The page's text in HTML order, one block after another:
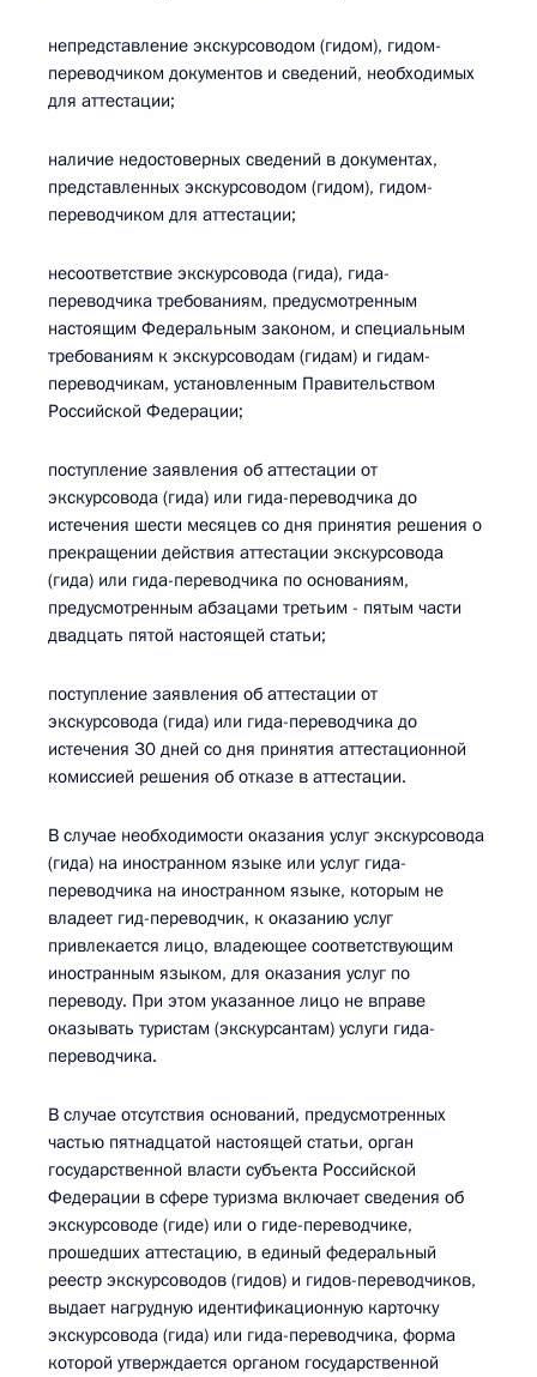
непредставление экскурсоводом (гидом), гидом-
переводчиком документов и сведений, необходимых
для аттестации;
наличие недостоверных сведений в документах,
представленных экскурсоводом (гидом), гидом-
переводчиком для аттестации;
несоответствие экскурсовода (гида), гида-
переводчика требованиям, предусмотренным
настоящим Федеральным законом, и специальным
требованиям к экскурсоводам (гидам) и гидам-
переводчикам, установленным Правительством
Российской Федерации;
поступление заявления об аттестации от
экскурсовода (гида) или гида-переводчика до
истечения шести месяцев со дня принятия решения о
прекращении действия аттестации экскурсовода
(гида) или гида-переводчика по основаниям,
предусмотренным абзацами третьим - пятым части
двадцать пятой настоящей статьи;
поступление заявления об аттестации от
экскурсовода (гида) или гида-переводчика до
истечения 30 дней со дня принятия аттестационной
комиссией решения об отказе в аттестации.
В случае необходимости оказания услуг экскурсовода
(гида) на иностранном языке или услуг гида-
переводчика на иностранном языке, которым не
владеет гид-переводчик, к оказанию услуг
привлекается лицо, владеющее соответствующим
иностранным языком, для оказания услуг по
переводу. При этом указанное лицо не вправе
оказывать туристам (экскурсантам) услуги гида-
переводчика.
В случае отсутствия оснований, предусмотренных
частью пятнадцатой настоящей статьи, орган
государственной власти субъекта Российской
Федерации в сфере туризма включает сведения об
экскурсоводе (гиде) или о гиде-переводчике,
прошедших аттестацию, в единый федеральный
реестр экскурсоводов (гидов) и гидов-переводчиков,
выдает нагрудную идентификационную карточку
экскурсовода (гида) или гида-переводчика, форма
которой утверждается органом государственной